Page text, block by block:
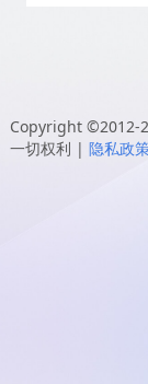
Copyright ©2012-
一切权利 | 隐私政